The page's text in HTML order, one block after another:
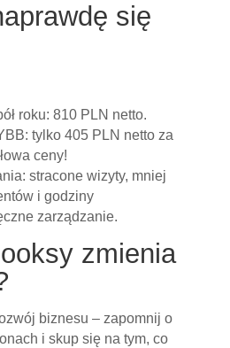
się
roku: 810 PLN netto.
tylko 405 PLN netto za
ceny!
stracone wizyty, mniej
i godziny
zarządzanie.
zmienia
biznesu – zapomnij o
i skup się na tym, co